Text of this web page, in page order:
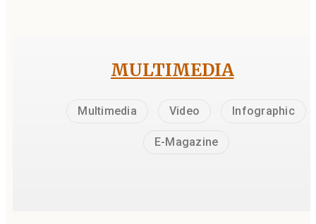
MULTIMEDIA
Multimedia Video Infographic
E-Magazine